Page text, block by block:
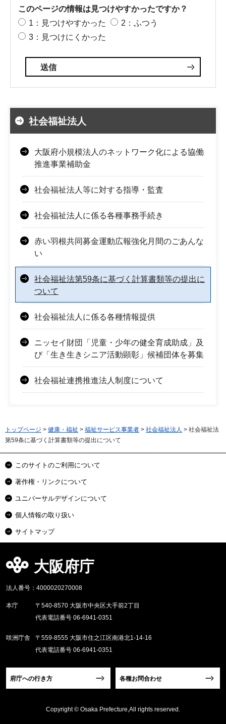
このページの情報は見つけやすかったですか？
1：見つけやすかった
2：ふつう
3：見つけにくかった
社会福祉法人
大阪府小規模法人のネットワーク化による協働
推進事業補助金
社会福祉法人等に対する指導・監査
社会福祉法人に係る各種事務手続き
赤い羽根共同募金運動広報強化月間のごあんな
い
社会福祉法第59条に基づく計算書類等の提出に
ついて
社会福祉法人に係る各種情報提供
ニッセイ財団「児童・少年の健全育成助成」及
び「生き生きシニア活動顕彰」候補団体を募集
社会福祉連携推進法人制度について
トップページ > 健康・福祉 > 福祉サービス事業者 > 社会福祉法人 > 社会福祉法
第59条に基づく計算書類等の提出について
このサイトのご利用について
著作権・リンクについて
ユニバーサルデザインについて
個人情報の取り扱い
サイトマップ
大阪府庁
法人番号：4000020270008
本庁
〒540-8570 大阪市中央区大手前2丁目
代表電話番号 06-6941-0351
咲洲庁舎
〒559-8555 大阪市住之江区南港北1-14-16
代表電話番号 06-6941-0351
府庁への行き方 各種お問合わせ
Copyright © Osaka Prefecture,All rights reserved.